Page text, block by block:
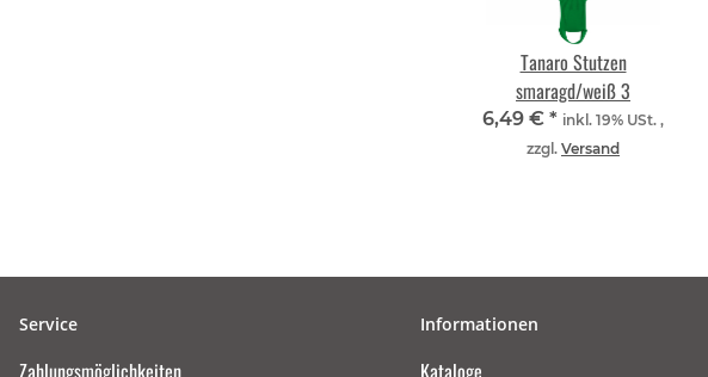
Tanaro Stutzen
smaragd/weiß 3
6,49 € * inkl. 19% USt. ,
zzgl. Versand
Service Informationen